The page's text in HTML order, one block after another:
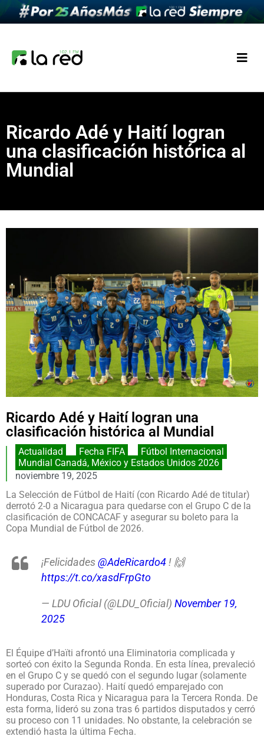
Ricardo Adé y Haití logran
una clasificación histórica al
Mundial
Ricardo Adé y Haití logran una
clasificación histórica al Mundial
Actualidad Fecha FIFA Fútbol Internacional
Mundial Canadá, México y Estados Unidos 2026
noviembre 19, 2025
La Selección de Fútbol de Haití (con Ricardo Adé de titular)
derrotó 2-0 a Nicaragua para quedarse con el Grupo C de la
clasificación de CONCACAF y asegurar su boleto para la
Copa Mundial de Fútbol de 2026.
¡Felicidades@AdeRicardo4! 🙌
https://t.co/xasdFrpGto
— LDU Oficial (@LDU_Oficial) November 19,
2025
El Équipe d’Haïti afrontó una Eliminatoria complicada y
sorteó con éxito la Segunda Ronda. En esta línea, prevaleció
en el Grupo C y se quedó con el segundo lugar (solamente
superado por Curazao). Haití quedó emparejado con
Honduras, Costa Rica y Nicaragua para la Tercera Ronda. De
esta forma, lideró su zona tras 6 partidos disputados y cerró
su proceso con 11 unidades. No obstante, la celebración se
extendió hasta la última Fecha.